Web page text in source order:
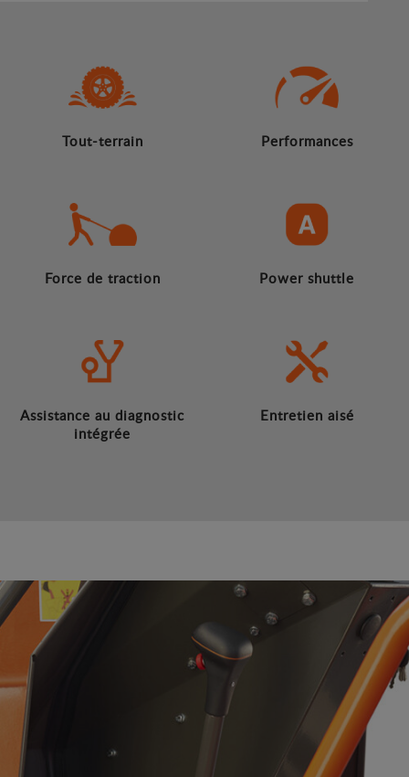
Tout-terrain Performances
Force de traction Power shuttle
Assistance au diagnostic
intégrée
Entretien aisé